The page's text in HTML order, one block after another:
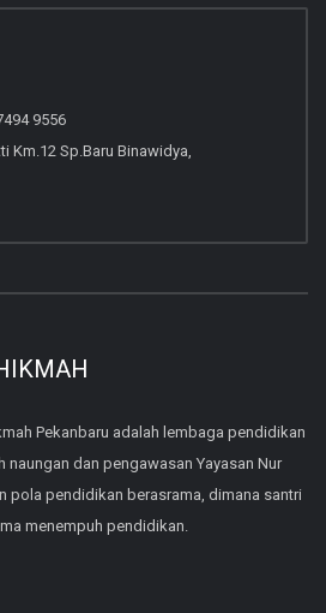
9556
Km.12 Sp.Baru Binawidya,
Pekanbaru adalah lembaga pendidikan
naungan dan pengawasan Yayasan Nur
pola pendidikan berasrama, dimana santri
menempuh pendidikan.